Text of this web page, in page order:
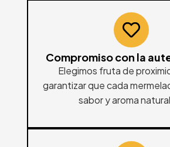
Compromiso con la
Elegimos fruta de
garantizar que cada
sabor y aroma